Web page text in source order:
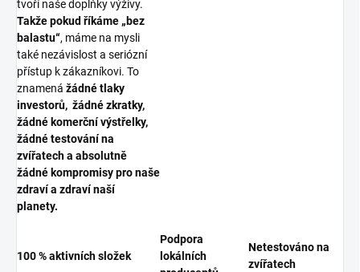
tvoří naše doplňky výživy.
Takže pokud říkáme „bez
balastu“, máme na mysli
také nezávislost a seriózní
přístup k zákazníkovi. To
znamená žádné tlaky
investorů, žádné zkratky,
žádné komerční výstřelky,
žádné testování na
zvířatech a absolutně
žádné kompromisy pro naše
zdraví a zdraví naší
planety.
100 % aktivních složek
Podpora
lokálních
Netestováno na
zvířatech